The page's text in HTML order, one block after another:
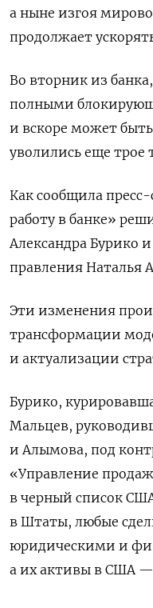
а ныне изгоя
продолжает
Во вторник из
полными
и вскоре может
уволились еще
Как сообщила
работу в банке»
Александра Бурико
правления Наталья
Эти изменения
трансформации
и актуализации
Бурико,
Мальцев,
и Алымова, под
«Управление
в черный список
в Штаты, любые
юридическими и
а их активы в США —